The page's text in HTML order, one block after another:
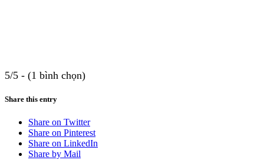
5/5 - (1 bình chọn)
Share this entry
Share on Twitter
Share on Pinterest
Share on LinkedIn
Share by Mail